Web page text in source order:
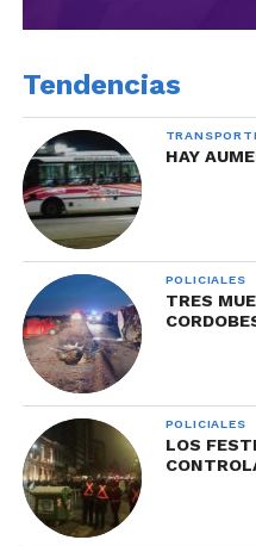
Tendencias
HAY
POLICIALES
TRES
POLICIALES
LOS